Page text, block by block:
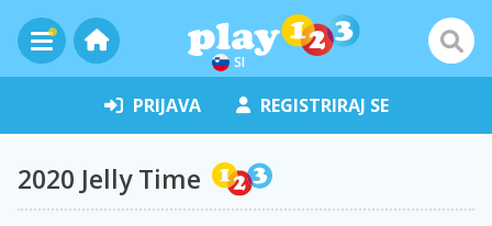
SI
PRIJAVA REGISTRIRAJ SE
2020 Jelly Time